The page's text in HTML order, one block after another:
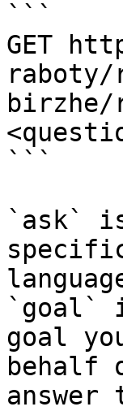
```
GET
birzhe/
```
`ask`
`goal`
goal
behalf